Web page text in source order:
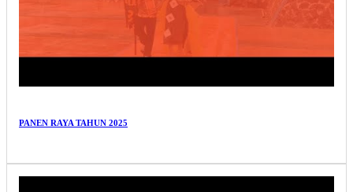
PANEN RAYA TAHUN 2025